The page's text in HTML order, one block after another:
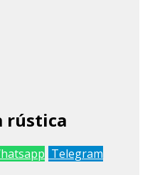
rústica
Telegram